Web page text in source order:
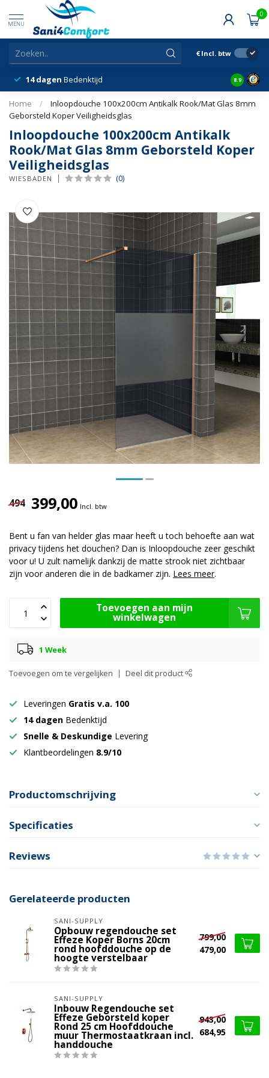
MENU
0
€ Incl. btw
14 dagen Bedenktijd Snelle
8.9
Home /
Inloopdouche 100x200cm Antikalk Rook/Mat Glas 8mm
Geborsteld Koper Veiligheidsglas
Inloopdouche 100x200cm Antikalk
Rook/Mat Glas 8mm Geborsteld Koper
Veiligheidsglas
WIESBADEN (0)
494 399,00 Incl. btw
Bent u fan van helder glas maar heeft u toch behoefte aan wat
privacy tijdens het douchen? Dan is Inloopdouche zeer geschikt
voor u! U zult namelijk dankzij de matte strook niet zichtbaar
zijn voor anderen die in de badkamer zijn. Lees meer.
Toevoegen aan mijn
winkelwagen
1 Week
Toevoegen om te vergelijken Deel dit product
Leveringen Gratis v.a. 100
14 dagen Bedenktijd
Snelle & Deskundige Levering
Klantbeordelingen 8.9/10
Productomschrijving
Specificaties
Reviews
Gerelateerde producten
SANI-SUPPLY
Opbouw regendouche set
Effeze Koper Borns 20cm
rond hoofddouche op de
hoogte verstelbaar
799,00
479,00
SANI-SUPPLY
Inbouw Regendouche set
Effeze Geborsteld koper
Rond 25 cm Hoofddouche
muur Thermostaatkraan incl.
handdouche
943,00
684,95